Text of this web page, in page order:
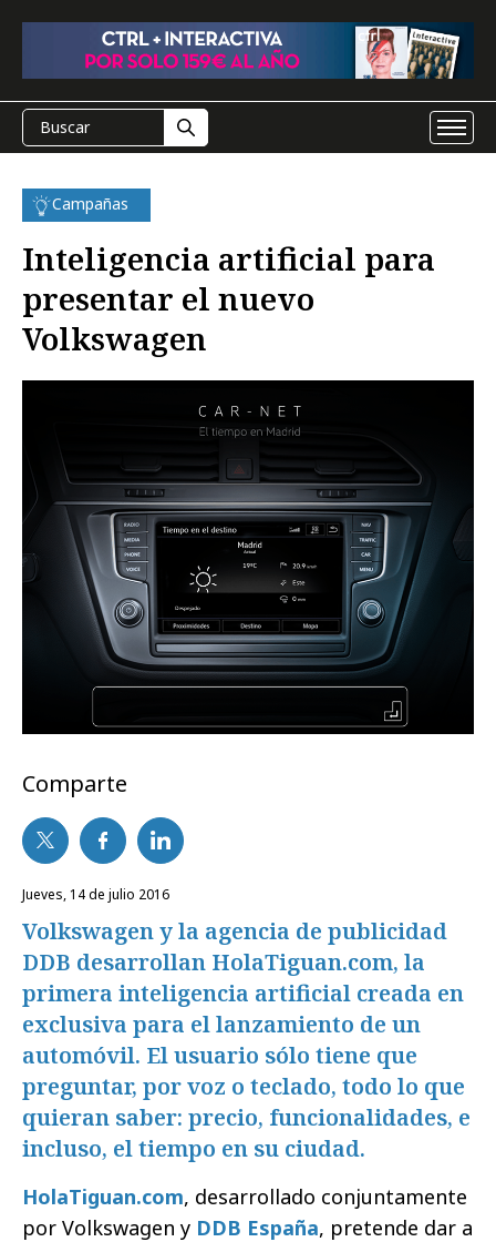
Campañas
Inteligencia artificial para
presentar el nuevo
Volkswagen
Comparte
jueves, 14 de julio 2016
Volkswagen y la agencia de publicidad
DDB desarrollan HolaTiguan.com, la
primera inteligencia artificial creada en
exclusiva para el lanzamiento de un
automóvil. El usuario sólo tiene que
preguntar, por voz o teclado, todo lo que
quieran saber: precio, funcionalidades, e
incluso, el tiempo en su ciudad.
HolaTiguan.com, desarrollado conjuntamente
por Volkswagen y DDB España, pretende dar a